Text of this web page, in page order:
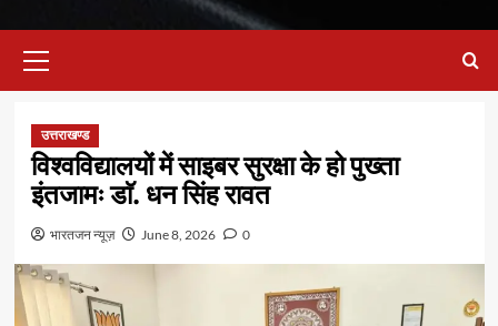
Menu
उत्तराखण्ड
विश्वविद्यालयों में साइबर सुरक्षा के हो पुख्ता
इंतजामः डाॅ. धन सिंह रावत
भारतजन न्यूज़ June 8, 2026 0